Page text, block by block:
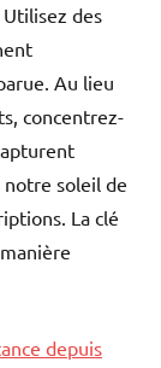
des
Au lieu
concentrez-
notre soleil de
La clé
depuis